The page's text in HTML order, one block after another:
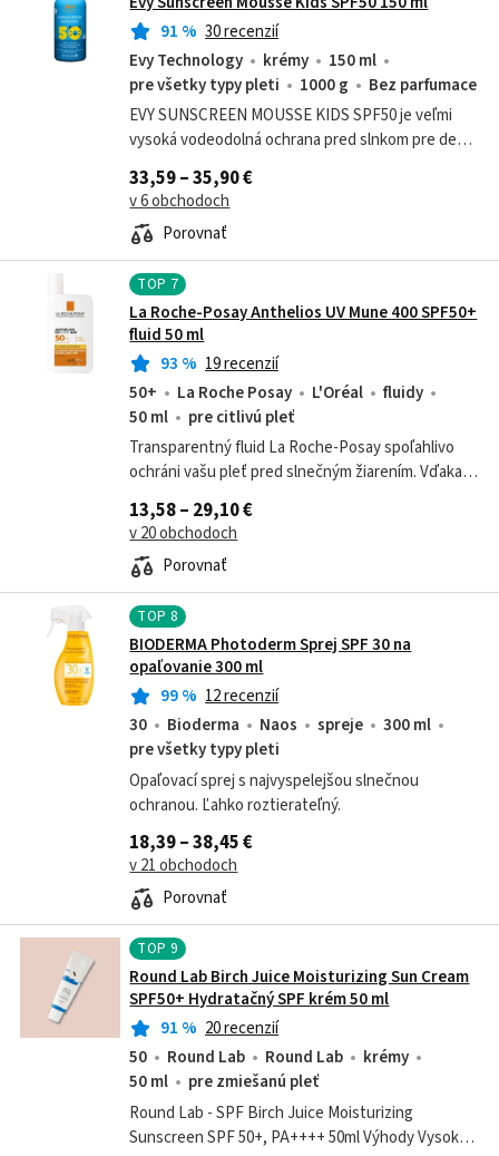
91 % 30 recenzií
Evy Technology
krémy
150 ml
pre všetky typy pleti
1000 g
Bez parfumace
EVY SUNSCREEN MOUSSE KIDS SPF50 je veľmi
vysoká vodeodolná ochrana pred slnkom pre deti,
ktorá sa ľahko rozotiera a rýchlo vstrebáva.
Vhodná pre celú rodinu, ideálna pre...
33,59 – 35,90 €
v 6 obchodoch
Porovnať
TOP 7
La Roche-Posay Anthelios UV Mune 400 SPF50+
fluid 50 ml
93 % 19 recenzií
50+
La Roche Posay L'Oréal
fluidy
50 ml
pre citlivú pleť
Transparentný fluid La Roche-Posay spoľahlivo
ochráni vašu pleť pred slnečným žiarením. Vďaka
ľahkému zloženiu nepremastňuje pokožku a
zanecháva ju hydratovanú.
13,58 – 29,10 €
v 20 obchodoch
Porovnať
TOP 8
BIODERMA Photoderm Sprej SPF 30 na
opaľovanie 300 ml
99% 12 recenzií
30
Bioderma Naos spreje
300 ml
pre všetky typy pleti
Opaľovací sprej s najvyspelejšou slnečnou
ochranou. Ľahko roztierateľný.
18,39 – 38,45 €
v 21 obchodoch
Porovnať
TOP 9
Round Lab Birch Juice Moisturizing Sun Cream
SPF50+ Hydratačný SPF krém 50 ml
91 % 20 recenzií
50
Round Lab Round Lab
krémy
50 ml
pre zmiešanú pleť
Round Lab - SPF Birch Juice Moisturizing
Sunscreen SPF 50+, PA++++ 50ml Výhody Vysoká